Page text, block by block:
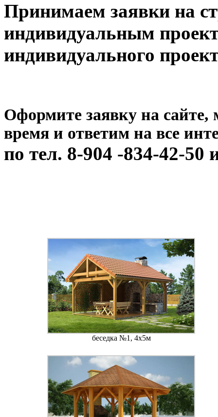
Принимаем заявки на
индивидуальным
индивидуального
Оформите заявку на
время и ответим на все
по тел. 8-904 -834-42-50
беседка №1, 4х5м